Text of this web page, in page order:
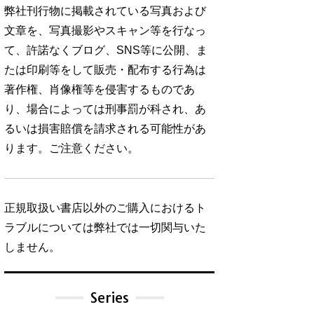
弊社刊行物に掲載されている写真および
文章を、写真撮影やスキャン等を行なっ
て、許諾なくブログ、SNS等に公開、ま
たは印刷等をして販売・配布する行為は
著作権、肖像権等を侵害するものであ
り、場合によっては刑事罰が科され、あ
るいは損害賠償を請求される可能性があ
ります。ご注意ください。
正規取扱い書店以外のご購入におけるト
ラブルについては弊社では一切関与いた
しません。
Series